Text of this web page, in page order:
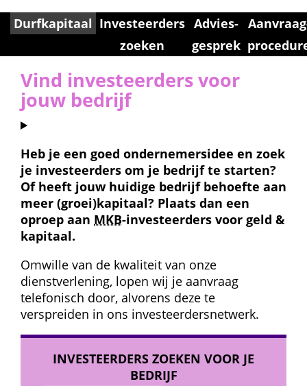
Durfkapitaal Investeerders
zoeken
Advies­
gesprek
Vind investeerders voor
jouw bedrijf
Heb je een goed ondernemers­idee en zoek
je investeerders om je bedrijf te starten?
Of heeft jouw huidige bedrijf behoefte aan
meer (groei)kapitaal? Plaats dan een
oproep aan MKB-investeerders voor geld &
kapitaal.
Omwille van de kwaliteit van onze
dienstverlening, lopen wij je aanvraag
telefonisch door, alvorens deze te
verspreiden in ons investeerders­netwerk.
INVESTEERDERS ZOEKEN VOOR JE
BEDRIJF